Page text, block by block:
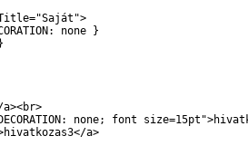
none }
none; font
a>